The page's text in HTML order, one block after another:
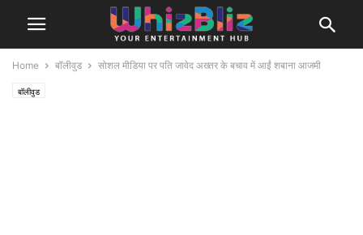
Home बॉलीवुड सोशल मीडिया पर पति जावेद अख्तर के बचाव में आईं शबाना आजमी
बॉलीवुड